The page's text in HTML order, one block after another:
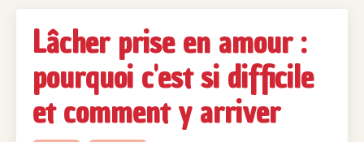
Lâcher prise en amour :
pourquoi c'est si difficile
et comment y arriver